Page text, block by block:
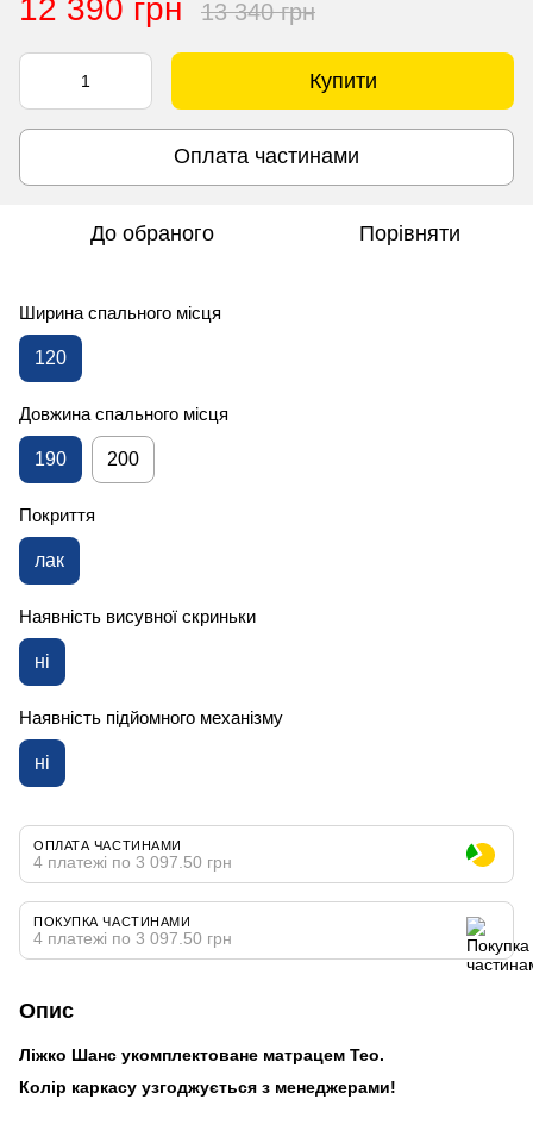
12 390 грн 13 340 грн
Купити
Оплата частинами
До обраного Порівняти
Ширина спального місця
120
Довжина спального місця
190 200
Покриття
лак
Наявність висувної скриньки
ні
Наявність підйомного механізму
ні
ОПЛАТА ЧАСТИНАМИ
4 платежі по 3 097.50 грн
ПОКУПКА ЧАСТИНАМИ
4 платежі по 3 097.50 грн
Опис
Ліжко Шанс укомплектоване матрацем Тео.
Колір каркасу узгоджується з менеджерами!